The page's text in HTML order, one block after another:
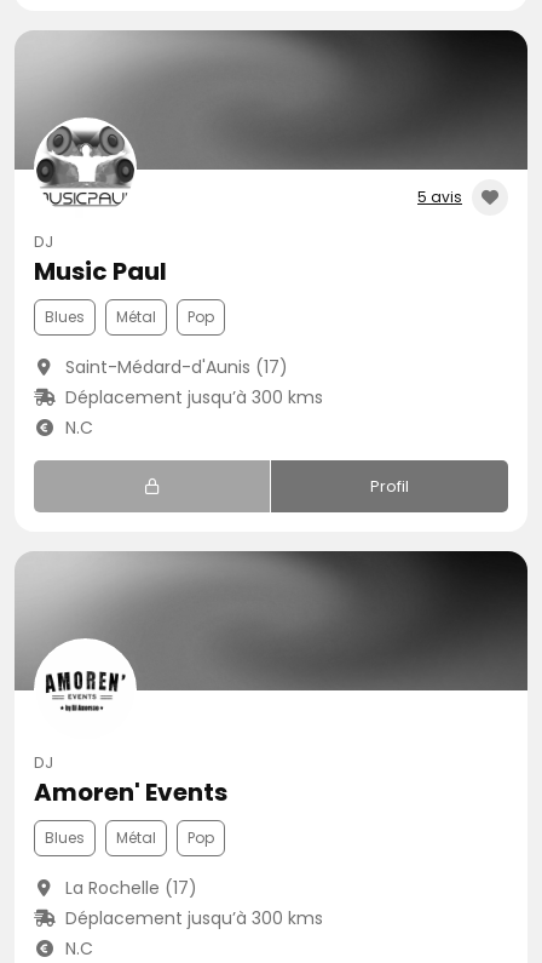
5 avis
DJ
Music Paul
Blues Métal Pop
Saint-Médard-d'Aunis (17)
Déplacement jusqu’à 300 kms
N.C
Profil
DJ
Amoren' Events
Blues Métal Pop
La Rochelle (17)
Déplacement jusqu’à 300 kms
N.C